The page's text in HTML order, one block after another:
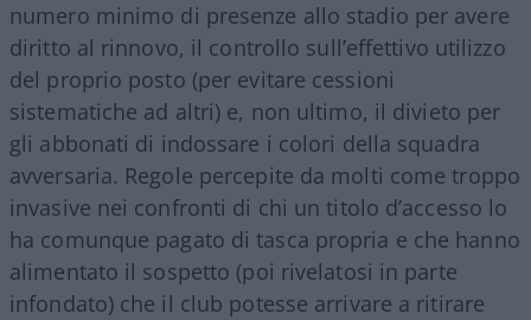
numero minimo di presenze allo stadio per avere
diritto al rinnovo, il controllo sull’effettivo utilizzo
del proprio posto (per evitare cessioni
sistematiche ad altri) e, non ultimo, il divieto per
gli abbonati di indossare i colori della squadra
avversaria. Regole percepite da molti come troppo
invasive nei confronti di chi un titolo d’accesso lo
ha comunque pagato di tasca propria e che hanno
alimentato il sospetto (poi rivelatosi in parte
infondato) che il club potesse arrivare a ritirare